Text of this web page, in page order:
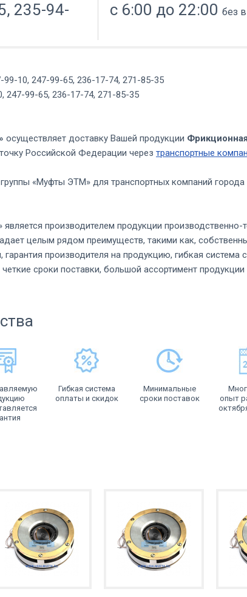
235-94-
с 6:00 до 22:00 без
10, 247-99-65, 236-17-74, 271-85-35
247-99-65, 236-17-74, 271-85-35
осуществляет доставку Вашей продукции
Российской Федерации через транспортные
«Муфты ЭТМ» для транспортных компаний
является производителем продукции производственно-
целым рядом преимуществ, такими как,
производителя на продукцию, гибкая система
сроки поставки, большой ассортимент продукции
Гибкая система
оплаты и скидок
Минимальные
сроки поставок
опыт